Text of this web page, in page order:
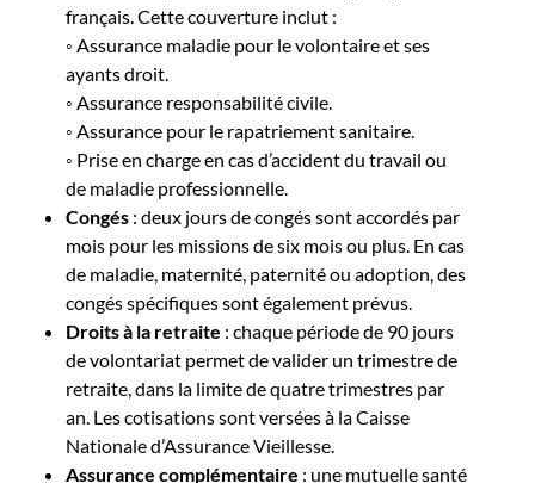
français. Cette couverture inclut :
◦ Assurance maladie pour le volontaire et ses
ayants droit.
◦ Assurance responsabilité civile.
◦ Assurance pour le rapatriement sanitaire.
◦ Prise en charge en cas d’accident du travail ou
de maladie professionnelle.
Congés : deux jours de congés sont accordés par
mois pour les missions de six mois ou plus. En cas
de maladie, maternité, paternité ou adoption, des
congés spécifiques sont également prévus.
Droits à la retraite : chaque période de 90 jours
de volontariat permet de valider un trimestre de
retraite, dans la limite de quatre trimestres par
an. Les cotisations sont versées à la Caisse
Nationale d’Assurance Vieillesse.
Assurance complémentaire : une mutuelle santé